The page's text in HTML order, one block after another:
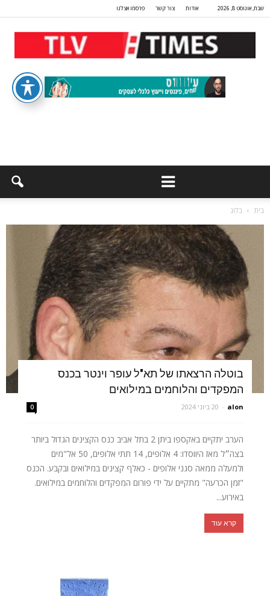
שבת, אוגוסט 8, 2026 אודות צור קשר פרסמו אצלנו
בית בלוג
בוטלה הרצאתו של תא"ל עופר וינטר בכנס
המפקדים והלוחמים במילואים
alon
- 20 ביוני 2024 0
הערב יתקיים באקספו ביתן 2 בתל אביב כנס הקצינים הגדול ביותר
בצה״ל מאז היווסדו: 4 אלופים, 14 תתי אלופים, 50 אל"מים
ולמעלה ממאה סגני אלופים - כאלף קצינים במילואים ובקבע. הכנס
"זמן הכרעה" מתקיים על ידי פורום המפקדים והלוחמים במילואים.
באירוע...
קרא עוד